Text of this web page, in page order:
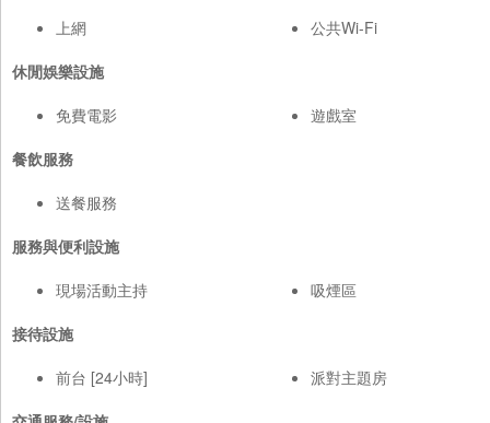
上網
公共Wi-Fi
休閒娛樂設施
免費電影
遊戲室
餐飲服務
送餐服務
服務與便利設施
現場活動主持
吸煙區
接待設施
前台 [24小時]
派對主題房